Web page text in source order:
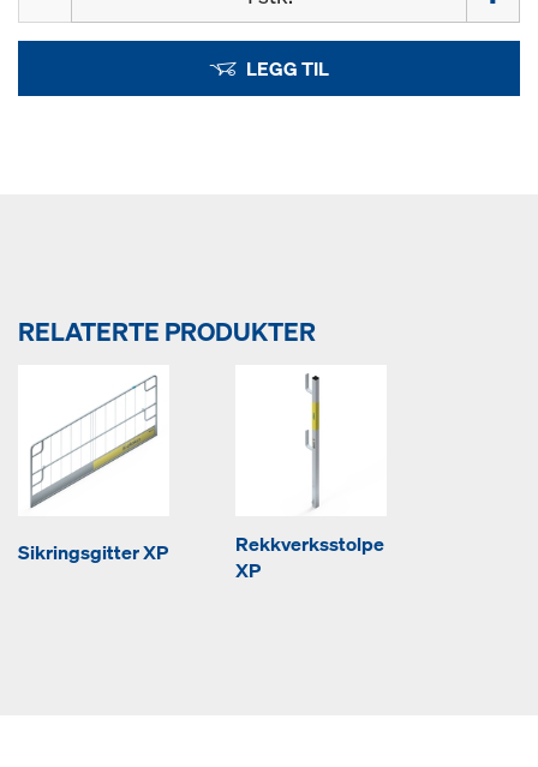
LEGG TIL
RELATERTE PRODUKTER
Sikringsgitter XP
Rekkverksstolpe
XP